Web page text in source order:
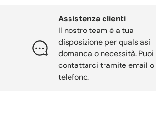
Assistenza clienti
Il nostro team è a tua
disposizione per qualsiasi
domanda o necessità. Puoi
contattarci tramite email o
telefono.